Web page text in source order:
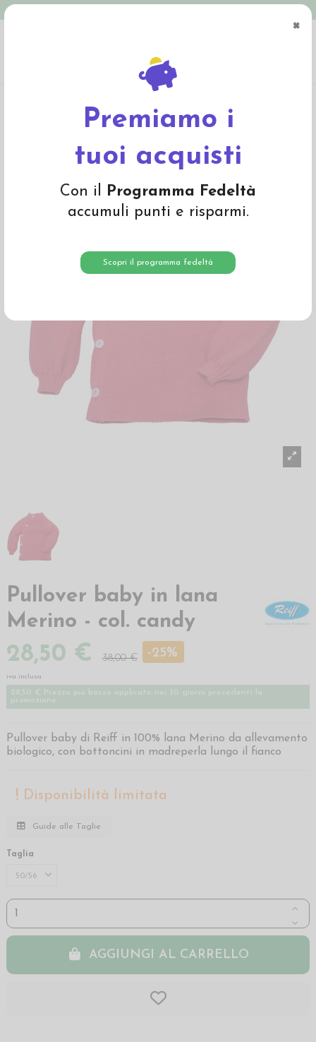
×
Premiamo i
tuoi acquisti
Con il Programma Fedeltà
accumuli punti e risparmi.
Scopri il programma fedeltà
baby in lana Merino - col. candy
Pullover baby in lana
Merino - col. candy
28,50 € 38,00 € -25%
iva inclusa
28,50 € Prezzo più basso applicato nei 30 giorni precedenti la
promozione
Pullover baby di Reiff in 100% lana Merino da allevamento
biologico, con bottoncini in madreperla lungo il fianco
Disponibilità limitata
Guide alle Taglie
Taglia
AGGIUNGI AL CARRELLO